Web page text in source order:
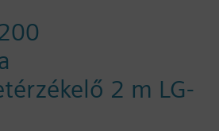
2 m LG-